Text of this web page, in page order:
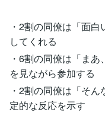
・2割の同僚は「面
してくれる
・6割の同僚は「ま
を見ながら参加する
・2割の同僚は「そ
定的な反応を示す